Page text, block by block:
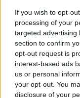
If you wish to opt-
processing of your
targeted advertising
section to confirm
opt-out request is
interest-based ads
us or personal
your opt-out. You
disclosure of your
Ανεμοστρόβιλος
καταστροφές και
Δεν
ότι αριθμοί
σήμερα -
22.05.2024, 08:58